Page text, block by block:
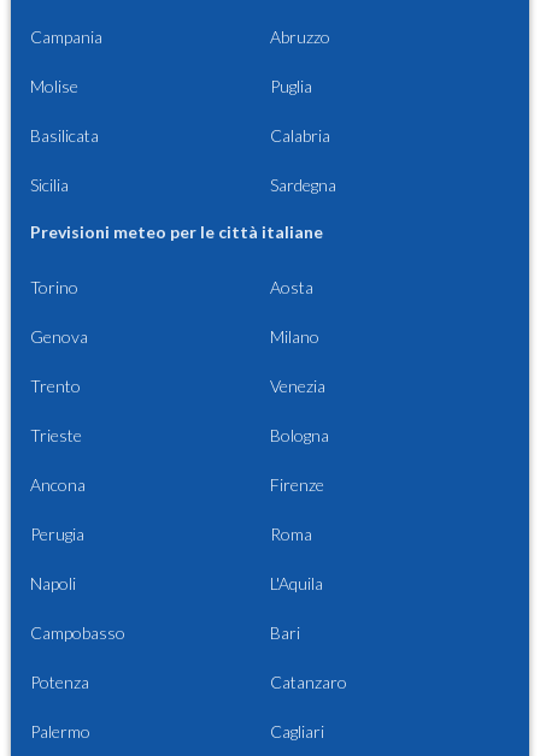
Campania Abruzzo
Molise Puglia
Basilicata Calabria
Sicilia Sardegna
Previsioni meteo per le città italiane
Torino Aosta
Genova Milano
Trento Venezia
Trieste Bologna
Ancona Firenze
Perugia Roma
Napoli L'Aquila
Campobasso Bari
Potenza Catanzaro
Palermo Cagliari